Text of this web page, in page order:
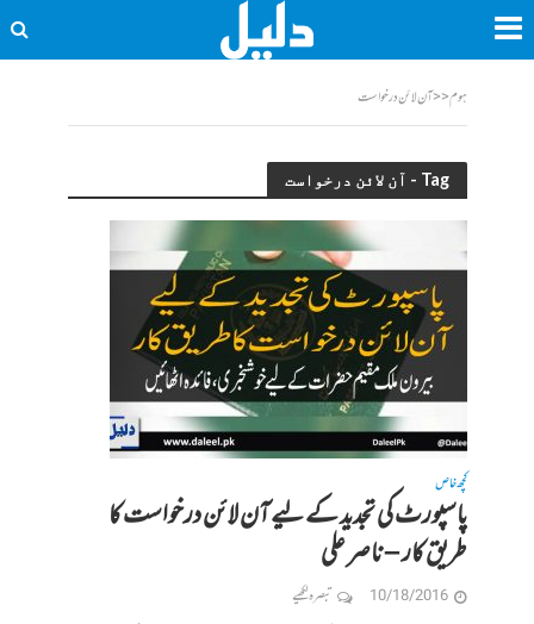
ہوم<<آن لائن درخواست
Tag - آن لائن درخواست
کچھ خاص
پاسپورٹ کی تجدید کے لیے آن لائن درخواست کا
طریق کار – ناصر علی
10/18/2016 تبصرہ لکھیے